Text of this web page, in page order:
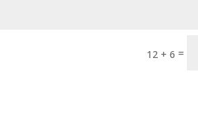
12 + 6 =